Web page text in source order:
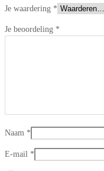
Je waardering *
Je beoordeling *
Naam *
E-mail *